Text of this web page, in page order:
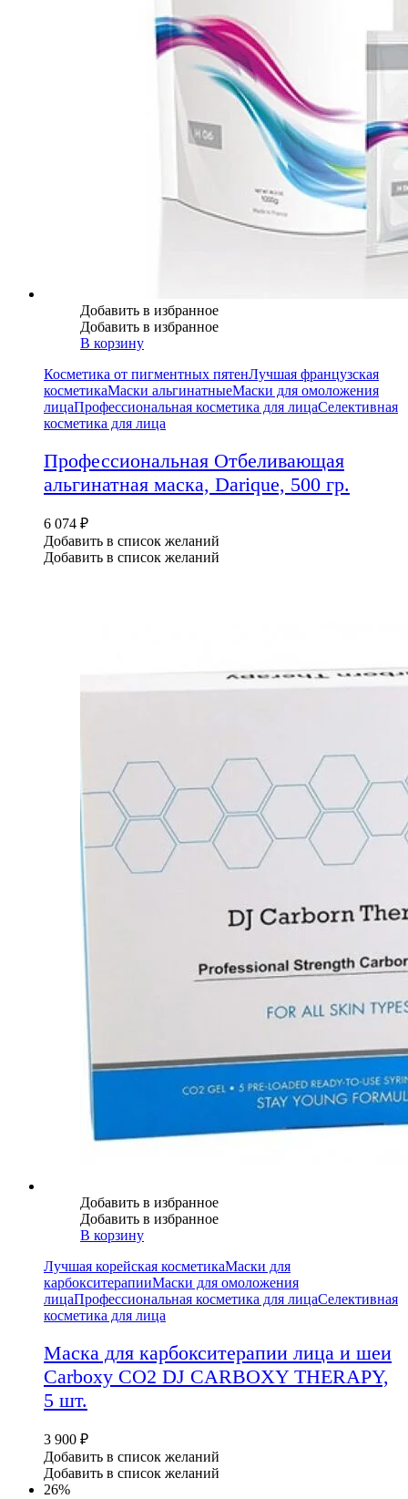
Добавить в избранное
Добавить в избранное
В корзину
Косметика от пигментных пятенЛучшая французская
косметикаМаски альгинатныеМаски для омоложения
лицаПрофессиональная косметика для лицаСелективная
косметика для лица
Профессиональная Отбеливающая
альгинатная маска, Darique, 500 гр.
6 074 ₽
Добавить в список желаний
Добавить в список желаний
Добавить в избранное
Добавить в избранное
В корзину
Лучшая корейская косметикаМаски для
карбокситерапииМаски для омоложения
лицаПрофессиональная косметика для лицаСелективная
косметика для лица
Маска для карбокситерапии лица и шеи
Carboxy CO2 DJ CARBOXY THERAPY,
5 шт.
3 900 ₽
Добавить в список желаний
Добавить в список желаний
26%